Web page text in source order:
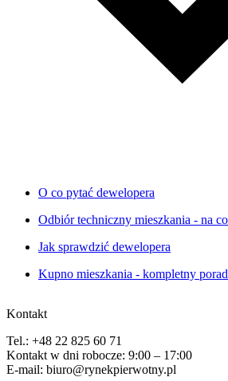
O co pytać dewelopera
Odbiór techniczny mieszkania - na
Jak sprawdzić dewelopera
Kupno mieszkania - kompletny
Kontakt
Tel.: +48 22 825 60 71
Kontakt w dni robocze: 9:00 – 17:00
E-mail: biuro@rynekpierwotny.pl